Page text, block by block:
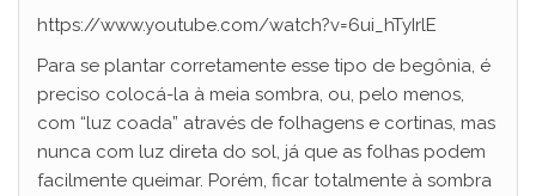
https://www.youtube.com/watch?v=6ui_hTyIrlE
Para se plantar corretamente esse tipo de begônia, é
preciso colocá-la à meia sombra, ou, pelo menos,
com “luz coada” através de folhagens e cortinas, mas
nunca com luz direta do sol, já que as folhas podem
facilmente queimar. Porém, ficar totalmente à sombra